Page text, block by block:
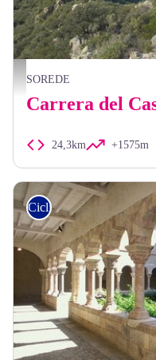
Elisabeth Coste
SOREDE
Carrera del
24,3km +1575m
Ciclisme